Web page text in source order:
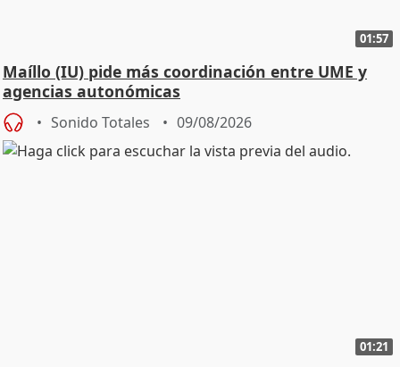
01:57
Maíllo (IU) pide más coordinación entre UME y
agencias autonómicas
Sonido Totales 09/08/2026
01:21